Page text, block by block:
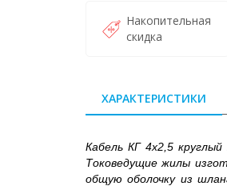
Накопительная
скидка
ХАРАКТЕРИСТИКИ
Кабель КГ 4х2,5
Токоведущие жилы
общую оболочку из